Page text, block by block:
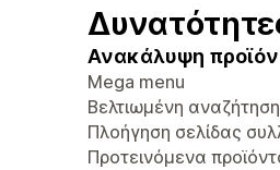
Ανακάλυψη
Mega menu
Βελτιωμένη αναζήτηση
Πλοήγηση σελίδας
Προτεινόμενα